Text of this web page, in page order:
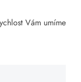
Vám umíme